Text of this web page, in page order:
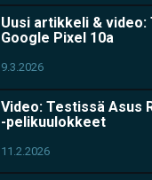
Uusi artikkeli & video:
Google Pixel 10a
9.3.2026
Video: Testissä Asus
-pelikuulokkeet
11.2.2026